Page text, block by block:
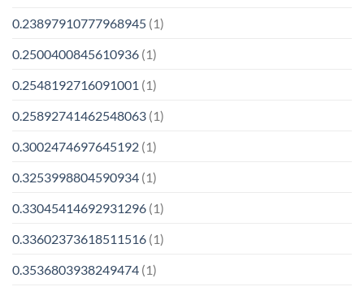
0.23897910777968945 (1)
0.2500400845610936 (1)
0.2548192716091001 (1)
0.25892741462548063 (1)
0.3002474697645192 (1)
0.3253998804590934 (1)
0.33045414692931296 (1)
0.33602373618511516 (1)
0.3536803938249474 (1)